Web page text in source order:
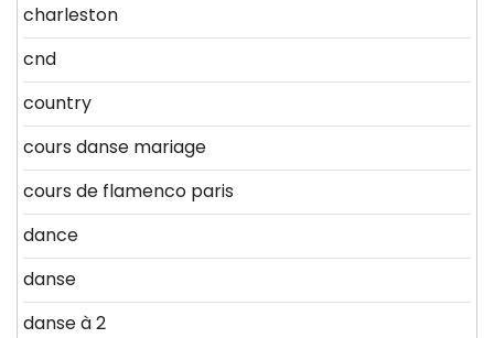
charleston
cnd
country
cours danse mariage
cours de flamenco paris
dance
danse
danse à 2